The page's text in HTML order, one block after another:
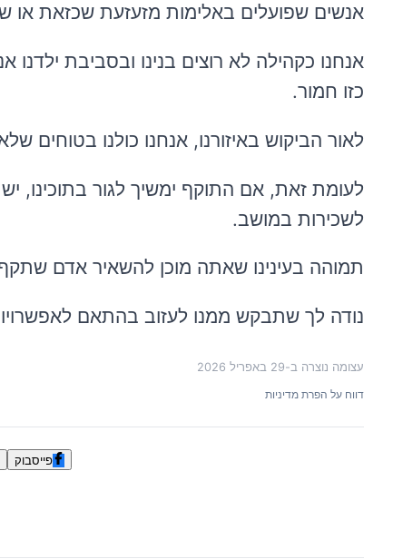
אנשים שפועלים באלימות מזעזעת שכזאת או
אנחנו כקהילה לא רוצים בנינו ובסביבת
כזו חמור.
לאור הביקוש באיזורנו, אנחנו כולנו בטוחים
לעומת זאת, אם התוקף ימשיך לגור בתוכינו,
לשכירות במושב.
תמוהה בעינינו שאתה מוכן להשאיר אדם
נודה לך שתבקש ממנו לעזוב בהתאם
עצומה נוצרה ב-29 באפריל 2026
דווח על הפרת מדיניות
פייסבוק